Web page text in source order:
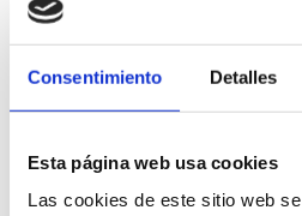
Consentimiento Detalles
Esta página web usa cookies
Las cookies de este sitio web

7